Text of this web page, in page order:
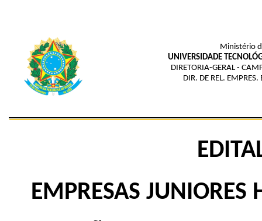
Ministério
UNIVERSIDADE
DIRETORIA-GERAL -
DIR. DE REL.
EMPRESAS JUNIORES